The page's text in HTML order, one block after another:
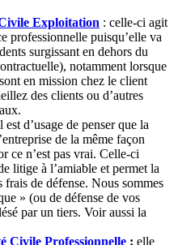
Exploitation : celle-ci agit
professionnelle puisqu’elle va
surgissant en dehors du
notamment lorsque
en mission chez le client
des clients ou d’autres
est d’usage de penser que la
de la même façon
ce n’est pas vrai. Celle-ci
litige à l’amiable et permet la
frais de défense. Nous sommes
» (ou de défense de vos
par un tiers. Voir aussi la
Civile Professionnelle : elle